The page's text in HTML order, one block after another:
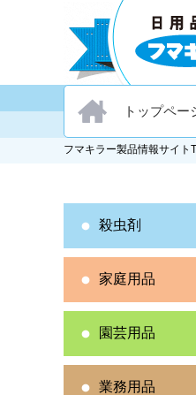
トップペー
フマキラー製品情報サイト
殺虫剤
家庭用品
園芸用品
業務用品